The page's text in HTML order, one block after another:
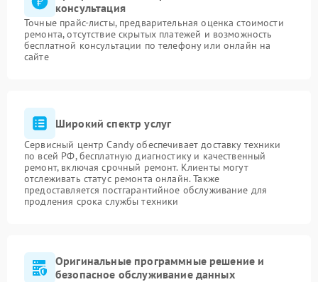
консультация
Точные прайс-листы, предварительная оценка стоимости
ремонта, отсутствие скрытых платежей и возможность
бесплатной консультации по телефону или онлайн на
сайте
Широкий спектр услуг
Сервисный центр Candy обеспечивает доставку техники
по всей РФ, бесплатную диагностику и качественный
ремонт, включая срочный ремонт. Клиенты могут
отслеживать статус ремонта онлайн. Также
предоставляется постгарантийное обслуживание для
продления срока службы техники
Оригинальные программные решение и
безопасное обслуживание данных